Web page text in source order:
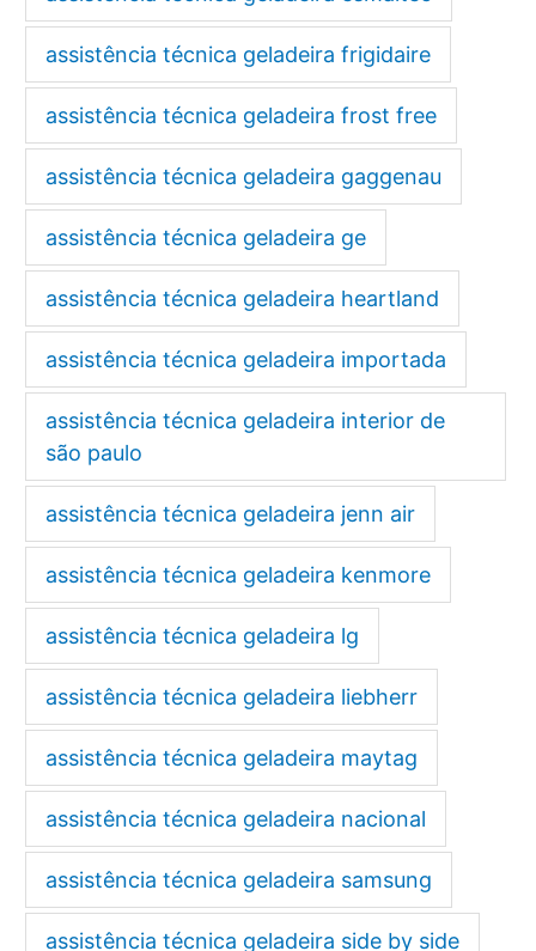
assistência técnica geladeira frigidaire
assistência técnica geladeira frost free
assistência técnica geladeira gaggenau
assistência técnica geladeira ge
assistência técnica geladeira heartland
assistência técnica geladeira importada
assistência técnica geladeira interior de
são paulo
assistência técnica geladeira jenn air
assistência técnica geladeira kenmore
assistência técnica geladeira lg
assistência técnica geladeira liebherr
assistência técnica geladeira maytag
assistência técnica geladeira nacional
assistência técnica geladeira samsung
assistência técnica geladeira side by side